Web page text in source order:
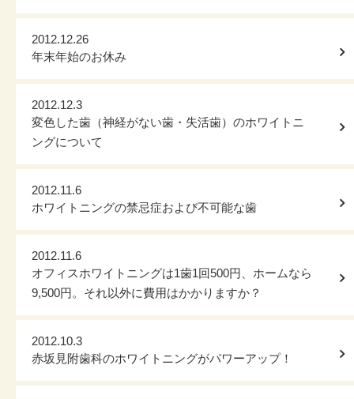
2012.12.26
年末年始のお休み
2012.12.3
変色した歯（神経がない歯・失活歯）のホワイトニ
ングについて
2012.11.6
ホワイトニングの禁忌症および不可能な歯
2012.11.6
オフィスホワイトニングは1歯1回500円、ホームなら
9,500円。それ以外に費用はかかりますか？
2012.10.3
赤坂見附歯科のホワイトニングがパワーアップ！